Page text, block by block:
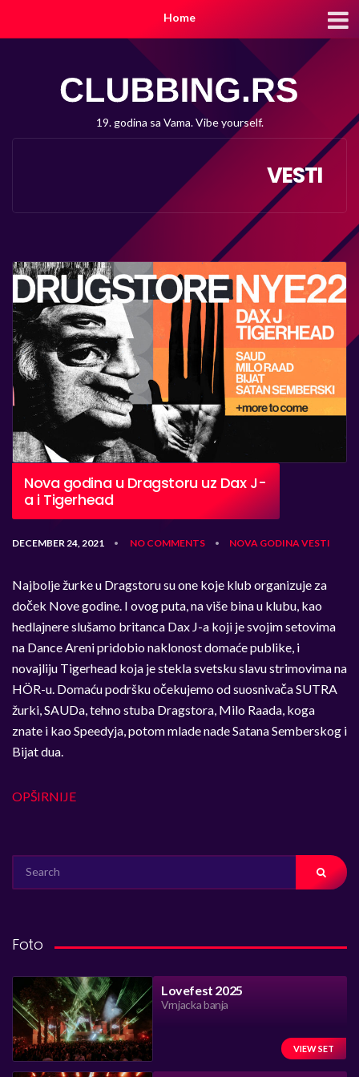
Home
19. godina sa Vama. Vibe yourself.
VESTI
Nova godina u Dragstoru uz Dax J-
a i Tigerhead
DECEMBER 24, 2021 • NO COMMENTS • NOVA GODINA VESTI
Najbolje žurke u Dragstoru su one koje klub organizuje za
doček Nove godine. I ovog puta, na više bina u klubu, kao
hedlajnere slušamo britanca Dax J-a koji je svojim setovima
na Dance Areni pridobio naklonost domaće publike, i
novajliju Tigerhead koja je stekla svetsku slavu strimovima na
HÖR-u. Domaću podršku očekujemo od suosnivača SUTRA
žurki, SAUDa, tehno stuba Dragstora, Milo Raada, koga
znate i kao Speedyja, potom mlade nade Satana Semberskog i
Bijat dua.
OPŠIRNIJE
FOR:
Foto
Lovefest 2025
Vrnjacka banja
VIEW SET